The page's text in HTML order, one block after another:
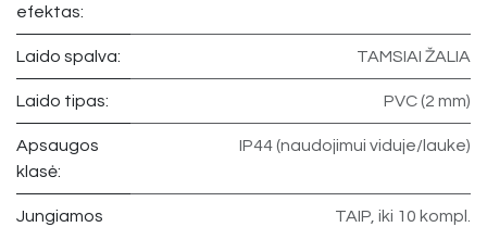
efektas:
Laido spalva: TAMSIAI ŽALIA
Laido tipas: PVC (2 mm)
Apsaugos
klasė:
IP44 (naudojimui viduje/lauke)
Jungiamos
TAIP, iki 10 kompl.